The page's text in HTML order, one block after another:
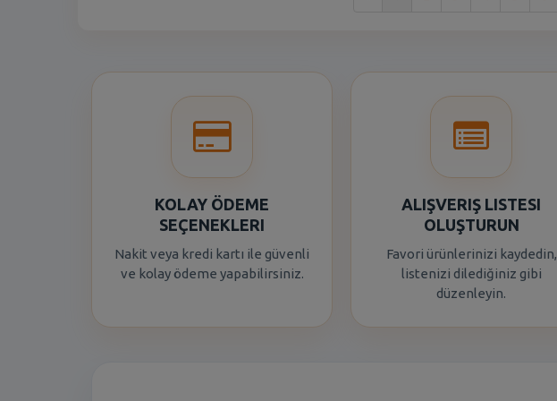
KOLAY ÖDEME
SEÇENEKLERI
Nakit veya kredi kartı ile güvenli
ve kolay ödeme yapabilirsiniz.
ALIŞVERIŞ LISTESI
OLUŞTURUN
Favori ürünlerinizi kaydedin,
listenizi dilediğiniz gibi
düzenleyin.